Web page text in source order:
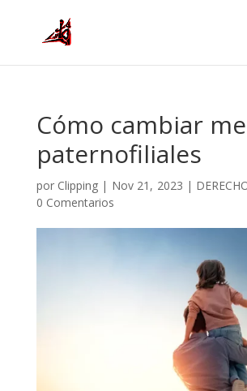
Cómo cambiar
paternofiliales
por Clipping | Nov 21, 2023 |
0 Comentarios